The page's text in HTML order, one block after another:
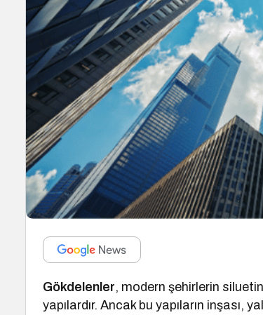
Gökdelenler, modern şehirlerin
yapılardır. Ancak bu yapıların inşası,